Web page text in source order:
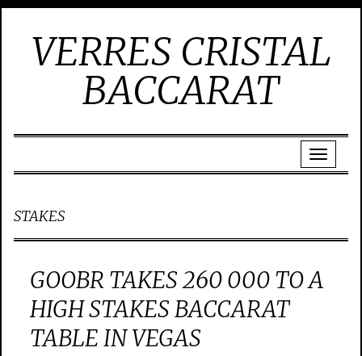
VERRES CRISTAL
BACCARAT
STAKES
GOOBR TAKES 260 000 TO A
HIGH STAKES BACCARAT
TABLE IN VEGAS